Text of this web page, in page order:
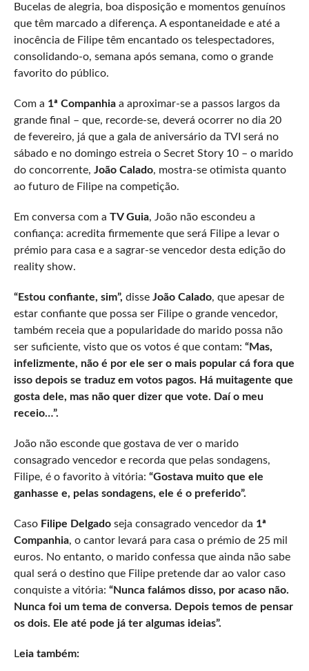
Bucelas de alegria, boa disposição e momentos genuínos
que têm marcado a diferença. A espontaneidade e até a
inocência de Filipe têm encantado os telespectadores,
consolidando-o, semana após semana, como o grande
favorito do público.
Com a 1ª Companhiaa aproximar-se a passos largos da
grande final – que, recorde-se, deverá ocorrer no dia 20
de fevereiro, já que a gala de aniversário da TVI será no
sábado e no domingo estreia o Secret Story 10 – o marido
do concorrente, João Calado, mostra-se otimista quanto
ao futuro de Filipe na competição.
Em conversa com a TV Guia, João não escondeu a
confiança: acredita firmemente que será Filipe a levar o
prémio para casa e a sagrar-se vencedor desta edição do
reality show.
“Estou confiante, sim”, disse João Calado, que apesar de
estar confiante que possa ser Filipe o grande vencedor,
também receia que a popularidade do marido possa não
ser suficiente, visto que os votos é que contam: “Mas,
infelizmente, não é por ele ser o mais popular cá fora que
isso depois se traduz em votos pagos. Há muitagente que
gosta dele, mas não quer dizer que vote. Daí o meu
receio…”.
João não esconde que gostava de ver o marido
consagrado vencedor e recorda que pelas sondagens,
Filipe, é o favorito à vitória: “Gostava muito que ele
ganhasse e, pelas sondagens, ele é o preferido”.
Caso Filipe Delgadoseja consagrado vencedor da 1ª
Companhia, o cantor levará para casa o prémio de 25 mil
euros. No entanto, o marido confessa que ainda não sabe
qual será o destino que Filipe pretende dar ao valor caso
conquiste a vitória: “Nunca falámos disso, por acaso não.
Nunca foi um tema de conversa. Depois temos de pensar
os dois. Ele até pode já ter algumas ideias”.
Leia também: